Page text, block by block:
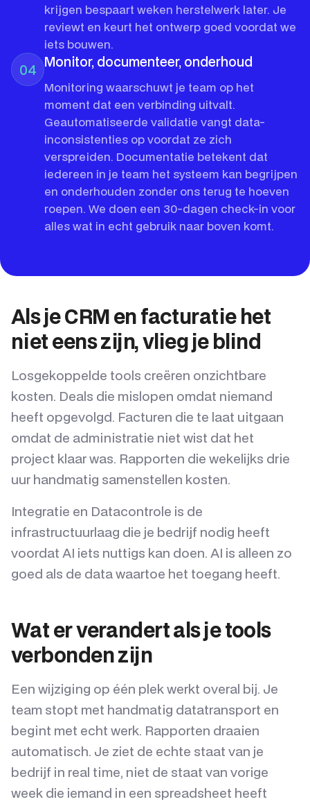
krijgen bespaart weken herstelwerk later. Je
reviewt en keurt het ontwerp goed voordat we
iets bouwen.
04 Monitor, documenteer, onderhoud
Monitoring waarschuwt je team op het
moment dat een verbinding uitvalt.
Geautomatiseerde validatie vangt data-
inconsistenties op voordat ze zich
verspreiden. Documentatie betekent dat
iedereen in je team het systeem kan begrijpen
en onderhouden zonder ons terug te hoeven
roepen. We doen een 30-dagen check-in voor
alles wat in echt gebruik naar boven komt.
Als je CRM en facturatie het
niet eens zijn, vlieg je blind
Losgekoppelde tools creëren onzichtbare
kosten. Deals die mislopen omdat niemand
heeft opgevolgd. Facturen die te laat uitgaan
omdat de administratie niet wist dat het
project klaar was. Rapporten die wekelijks drie
uur handmatig samenstellen kosten.
Integratie en Datacontrole is de
infrastructuurlaag die je bedrijf nodig heeft
voordat AI iets nuttigs kan doen. AI is alleen zo
goed als de data waartoe het toegang heeft.
Wat er verandert als je tools
verbonden zijn
Een wijziging op één plek werkt overal bij. Je
team stopt met handmatig datatransport en
begint met echt werk. Rapporten draaien
automatisch. Je ziet de echte staat van je
bedrijf in real time, niet de staat van vorige
week die iemand in een spreadsheet heeft